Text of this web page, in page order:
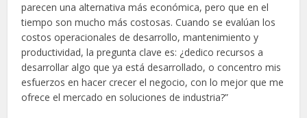
parecen una alternativa más económica, pero que en el
tiempo son mucho más costosas. Cuando se evalúan los
costos operacionales de desarrollo, mantenimiento y
productividad, la pregunta clave es: ¿dedico recursos a
desarrollar algo que ya está desarrollado, o concentro mis
esfuerzos en hacer crecer el negocio, con lo mejor que me
ofrece el mercado en soluciones de industria?”